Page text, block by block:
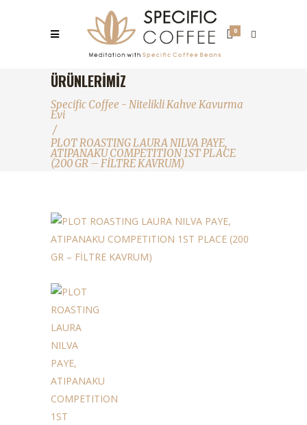
0
ÜRÜNLERIMIZ
Specific Coffee - Nitelikli Kahve Kavurma
Evi
/
PLOT ROASTING LAURA NILVA PAYE,
ATIPANAKU COMPETITION 1ST PLACE
(200 GR – FİLTRE KAVRUM)